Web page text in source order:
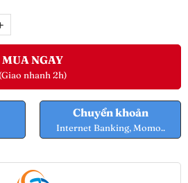
MUA NGAY
(Giao nhanh 2h)
Chuyển khoản
Internet Banking, Momo..